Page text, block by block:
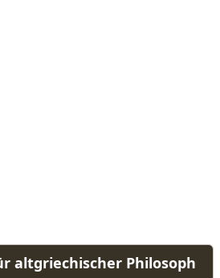
altgriechischer Philosoph